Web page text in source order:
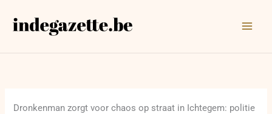
naar
Dronkenman zorgt voor chaos op straat in Ichtegem: politie